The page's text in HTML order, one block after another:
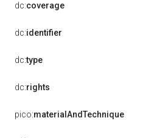
dc:coverage
dc:identifier
dc:type
dc:rights
pico:materialAndTechnique